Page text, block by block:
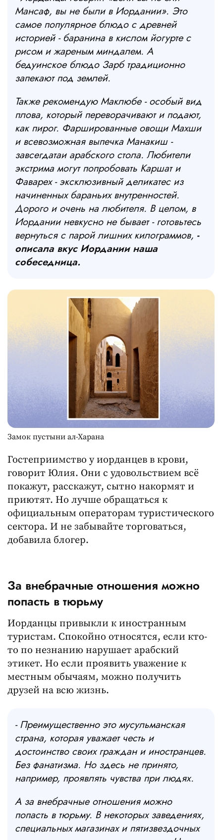
Мансаф, вы не были в Иордании». Это
самое популярное блюдо с древней
историей - баранина в кислом йогурте с
рисом и жареным миндалем. А
бедуинское блюдо Зарб традиционно
запекают под землей.
Также рекомендую Маклюбе - особый вид
плова, который переворачивают и подают,
как пирог. Фаршированные овощи Махши
и всевозможная выпечка Манакиш -
завсегдатаи арабского стола. Любители
экстрима могут попробовать Каршат и
Фаварех - эксклюзивный деликатес из
начиненных бараньих внутренностей.
Дорого и очень на любителя. В целом, в
Иордании невкусно не бывает - готовьтесь
вернуться с парой лишних килограммов, -
описала вкус Иордании наша
собеседница.
Замок пустыни ал-Харана
Гостеприимство у иорданцев в крови,
говорит Юлия. Они с удовольствием всё
покажут, расскажут, сытно накормят и
приютят. Но лучше обращаться к
официальным операторам туристического
сектора. И не забывайте торговаться,
добавила блогер.
За внебрачные отношения можно
попасть в тюрьму
Иорданцы привыкли к иностранным
туристам. Спокойно относятся, если кто-
то по незнанию нарушает арабский
этикет. Но если проявить уважение к
местным обычаям, можно получить
друзей на всю жизнь.
- Преимущественно это мусульманская
страна, которая уважает честь и
достоинство своих граждан и иностранцев.
Без фанатизма. Но здесь не принято,
например, проявлять чувства при людях.
А за внебрачные отношения можно
попасть в тюрьму. В некоторых заведениях,
специальных магазинах и пятизвездочных